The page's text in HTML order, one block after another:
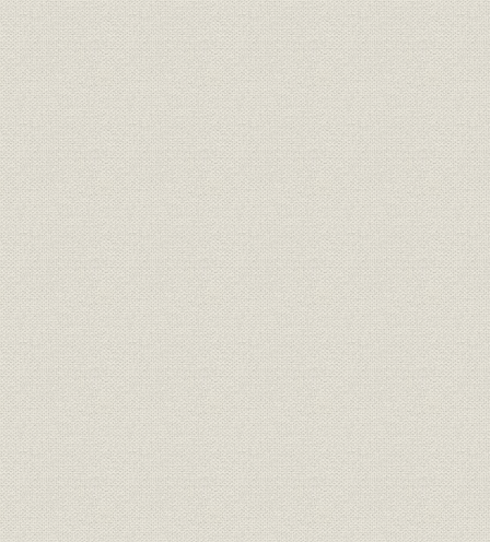
2. 業績の推移
第4章 戦時体制と日本電気(1937~1945年)
第1節 戦時「計画経済化」と通信機械工業
1. 「高度国防国家」建設から戦時経済へ
2. 「国家統制」の導入
3. 戦局に規定された通信「計画経済化」
4. 国民経済の崩壊
第2節 国家統制への対応と住友通信工業への改称
1. ISE社との関係調整
2. トップマネジメントの変遷と住友通信工業への改称
3. 軍部による「統制」下のトップマネジメントと管理機構
第3節 軍需生産への転換と生産現場の混乱